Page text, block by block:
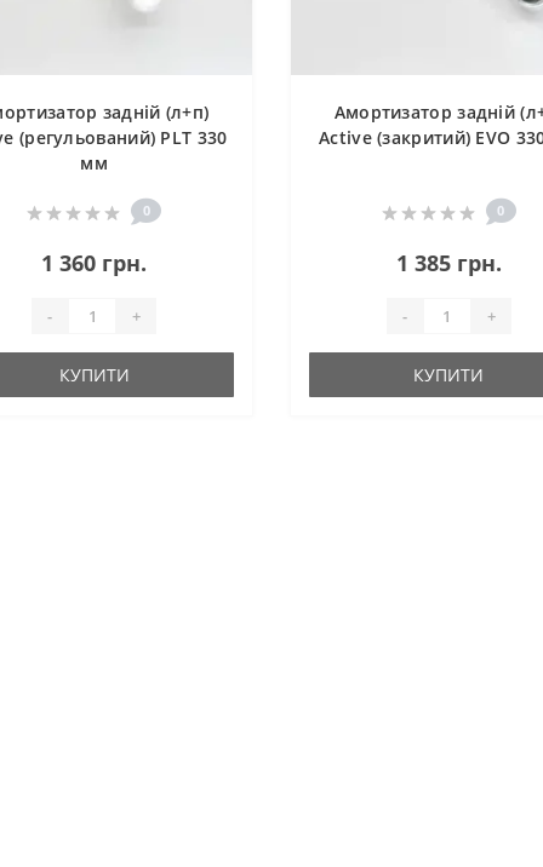
задній (л+п)
(регульований) PLT 330
мм
0
1 360 грн.
- +
КУПИТИ
Амортизатор задній
Active (закритий) EVO
0
1 385 грн.
- +
КУПИТИ